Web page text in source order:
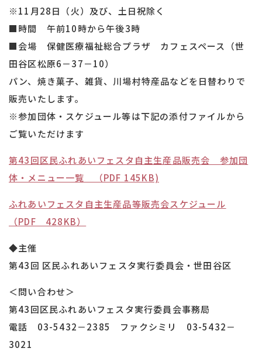
※11月28日（火）及び、土日祝除く
■時間 午前10時から午後3時
■会場 保健医療福祉総合プラザ カフェスペース（世
田谷区松原6－37－10）
パン、焼き菓子、雑貨、川場村特産品などを日替わりで
販売いたします。
※参加団体・スケジュール等は下記の添付ファイルから
ご覧いただけます
第43回区民ふれあいフェスタ自主生産品販売会 参加団
体・メニュー一覧 （PDF 145KB)
ふれあいフェスタ自主生産品等販売会スケジュール
（PDF 428KB）
◆主催
第43回 区民ふれあいフェスタ実行委員会・世田谷区
＜問い合わせ＞
第43回区民ふれあいフェスタ実行委員会事務局
電話 03-5432－2385 ファクシミリ 03-5432－
3021